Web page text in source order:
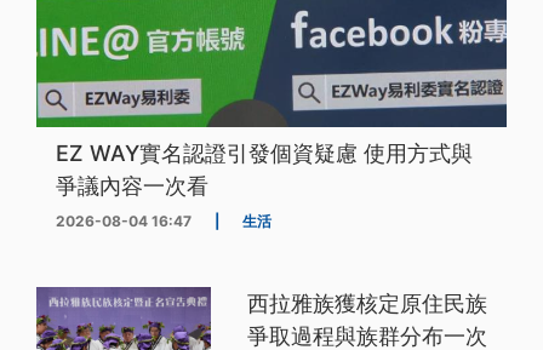
EZ WAY實名認證引發個資疑慮 使用方式與
爭議內容一次看
2026-08-04 16:47 生活
西拉雅族獲核定原住民族
爭取過程與族群分布一次